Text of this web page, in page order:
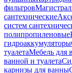
фильтров
сантехнические
систем
полипропиленовые
гидроаккумуляторы
туалетаМебель для
ванной и туалета
карнизы для ванны